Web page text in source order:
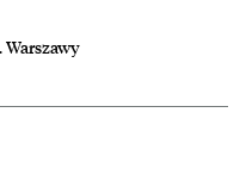
m. st. Warszawy
otoczenie Biblioteki